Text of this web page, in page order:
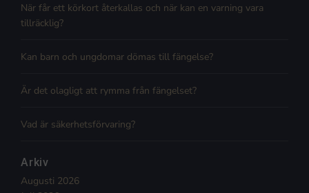
När får ett körkort återkallas och när kan en varning vara
tillräcklig?
Kan barn och ungdomar dömas till fängelse?
Är det olagligt att rymma från fängelset?
Vad är säkerhetsförvaring?
Arkiv
Augusti 2026